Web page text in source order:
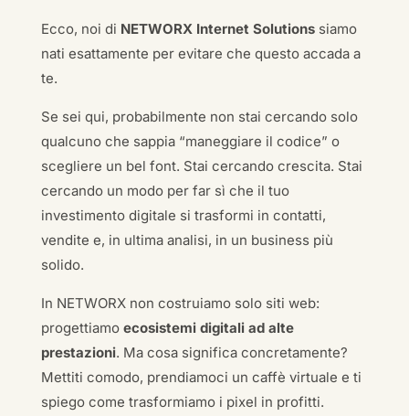
Ecco, noi di NETWORX Internet Solutionssiamo
nati esattamente per evitare che questo accada a
te.
Se sei qui, probabilmente non stai cercando solo
qualcuno che sappia “maneggiare il codice” o
scegliere un bel font. Stai cercando crescita. Stai
cercando un modo per far sì che il tuo
investimento digitale si trasformi in contatti,
vendite e, in ultima analisi, in un business più
solido.
In NETWORX non costruiamo solo siti web:
progettiamo ecosistemi digitali ad alte
prestazioni. Ma cosa significa concretamente?
Mettiti comodo, prendiamoci un caffè virtuale e ti
spiego come trasformiamo i pixel in profitti.